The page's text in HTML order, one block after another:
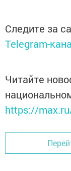
Следите за
Telegram-
Читайте
https://